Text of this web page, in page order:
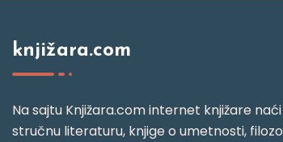
knjižara.com
Na sajtu Knjižara.com internet knjižare
stručnu literaturu, knjige o umetnosti,